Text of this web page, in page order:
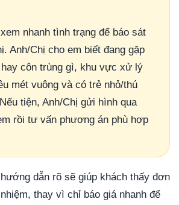
nhanh tình trạng để báo sát
Anh/Chị cho em biết đang gặp
côn trùng gì, khu vực xử lý
mét vuông và có trẻ nhỏ/thú
tiện, Anh/Chị gửi hình qua
rồi tư vấn phương án phù hợp
dẫn rõ sẽ giúp khách thấy đơn
thay vì chỉ báo giá nhanh để